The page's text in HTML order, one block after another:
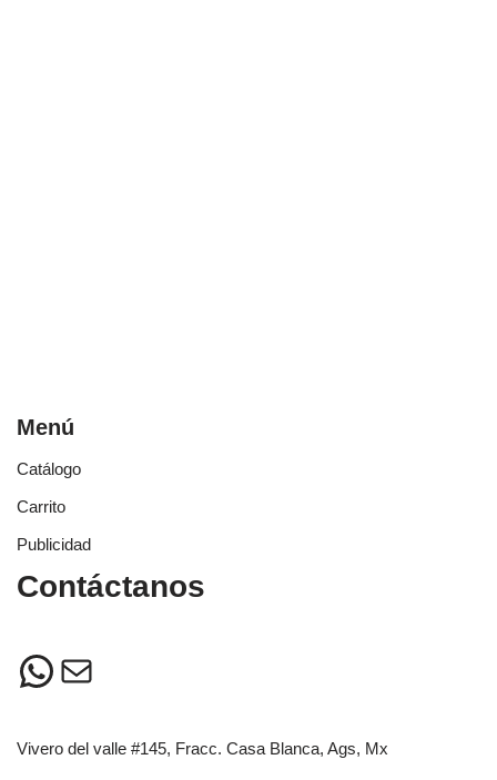
Menú
Catálogo
Carrito
Publicidad
Contáctanos
Vivero del valle #145, Fracc. Casa Blanca, Ags, Mx